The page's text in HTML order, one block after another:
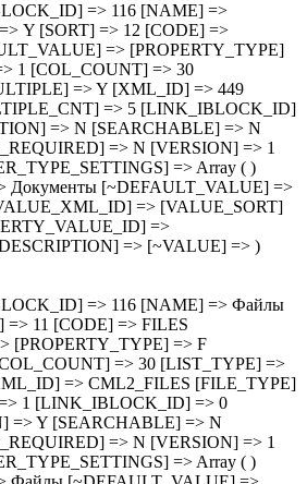
=> 116 [NAME] =>
Y [SORT] => 12 [CODE] =>
=> [PROPERTY_TYPE]
1 [COL_COUNT] => 30
=> Y [XML_ID] => 449
=> 5 [LINK_IBLOCK_ID]
=> N [SEARCHABLE] => N
=> N [VERSION] => 1
=> Array ( )
Документы [~DEFAULT_VALUE] =>
=> [VALUE_SORT]
=>
=> [~VALUE] => )
=> 116 [NAME] => Файлы
11 [CODE] => FILES
[PROPERTY_TYPE] => F
=> 30 [LIST_TYPE] =>
=> CML2_FILES [FILE_TYPE]
1 [LINK_IBLOCK_ID] => 0
=> Y [SEARCHABLE] => N
=> N [VERSION] => 1
=> Array ( )